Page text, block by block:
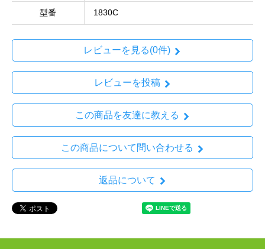
型番 1830C
レビューを見る(0件)
レビューを投稿
この商品を友達に教える
この商品について問い合わせる
返品について